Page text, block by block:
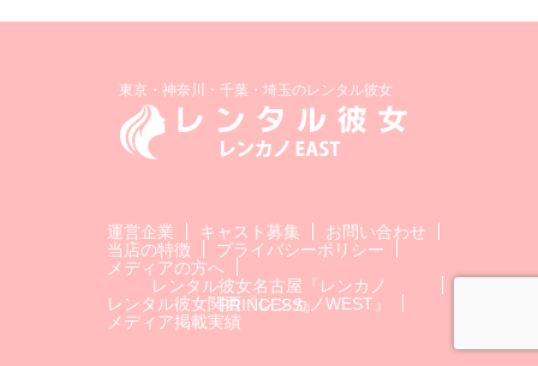
東京・神奈川・千葉・埼玉のレンタル彼女
運営企業 キャスト募集
お問い合わせ
当店の特徴
プライバシーポリシー
メディアの方へ
レンタル彼女名古屋『レンカノ
PRINCESS』
レンタル彼女関西『レンカノWEST』
メディア掲載実績